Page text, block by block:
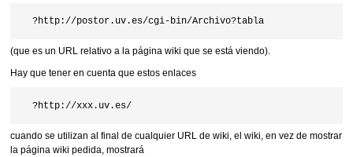
(que es un URL relativo a la página wiki que se está viendo).
Hay que tener en cuenta que estos enlaces
cuando se utilizan al final de cualquier URL de wiki, el wiki, en vez de mostrar
la página wiki pedida, mostrará